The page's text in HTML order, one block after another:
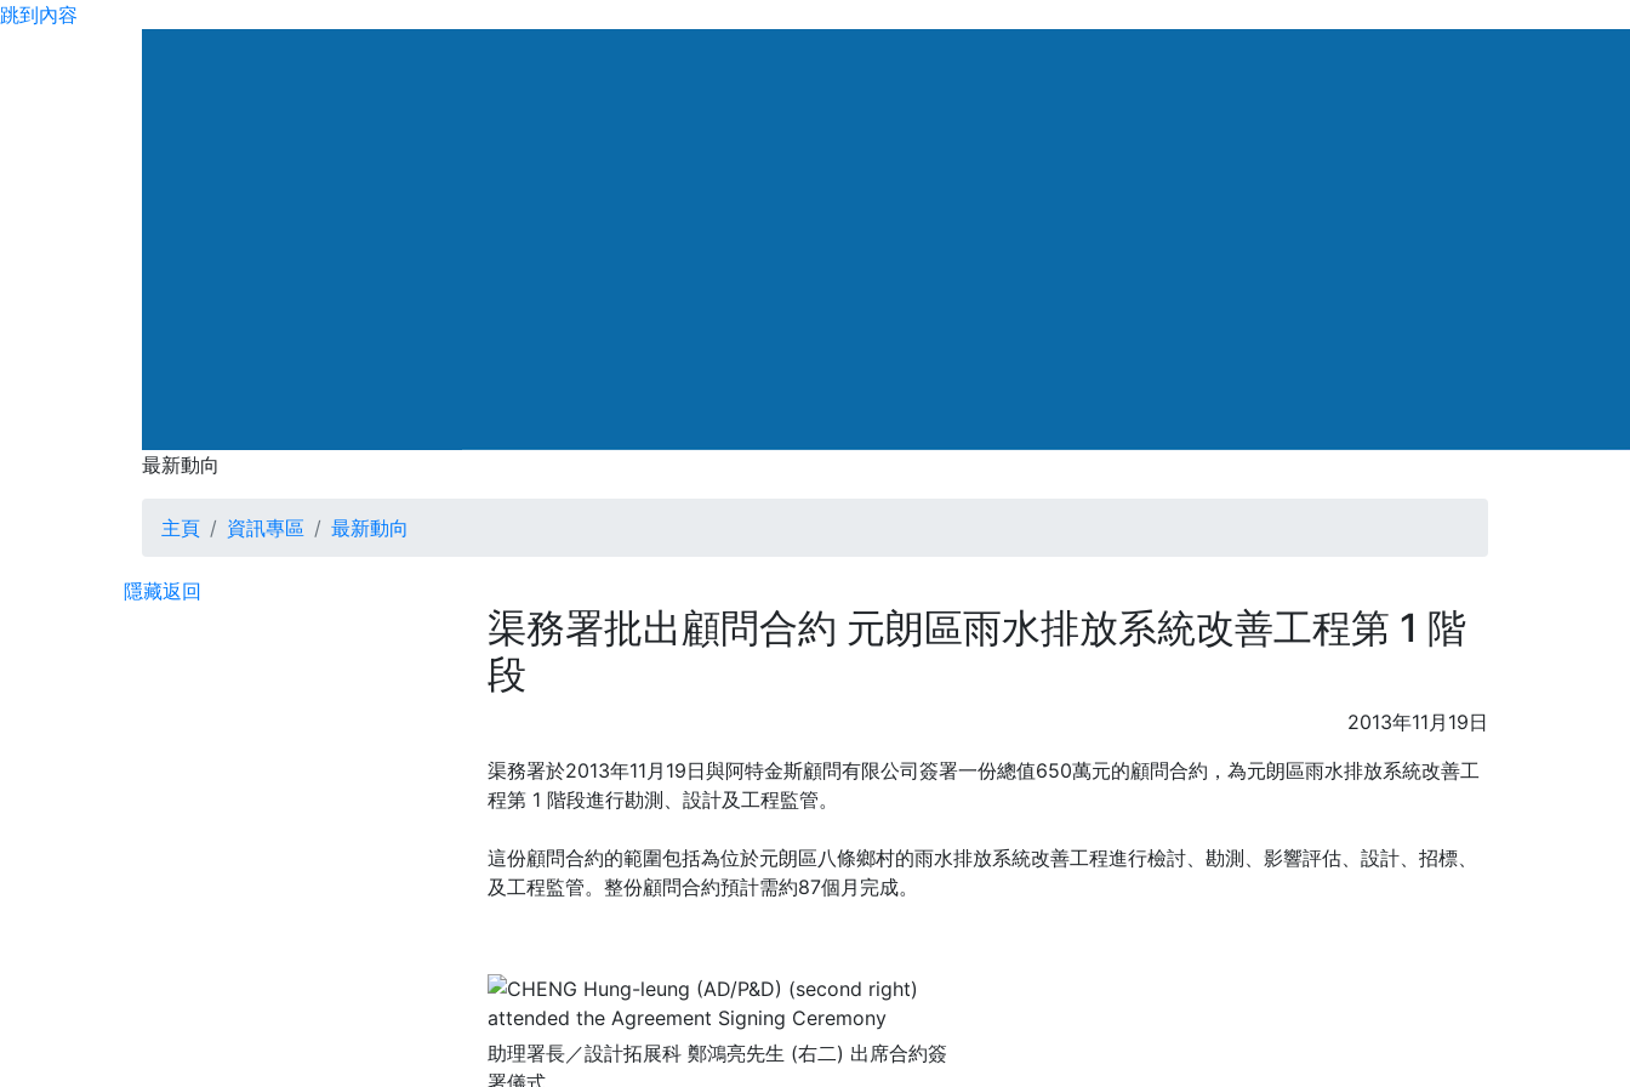
跳到內容
最新動向
最新動向
主頁 資訊專區 最新動向
隱藏返回
渠務署批出顧問合約 元朗區雨水排放系統改善工程第 1 階
段
2013年11月19日
渠務署於2013年11月19日與阿特金斯顧問有限公司簽署一份總值650萬元的顧問合約，為元朗區雨水排放系統改善工
程第 1 階段進行勘測、設計及工程監管。
這份顧問合約的範圍包括為位於元朗區八條鄉村的雨水排放系統改善工程進行檢討、勘測、影響評估、設計、招標、
及工程監管。整份顧問合約預計需約87個月完成。
助理署長／設計拓展科 鄭鴻亮先生 (右二) 出席合約簽
署儀式